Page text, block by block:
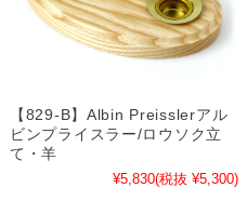
【829-B】Albin Preisslerアル
ビンプライスラー/ロウソク立
て・羊
¥5,830(税抜 ¥5,300)